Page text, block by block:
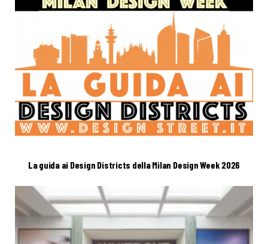
La guida ai Design Districts della Milan Design Week 2026